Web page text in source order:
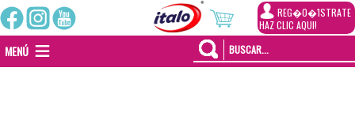
REG�0�1STRATE
HAZ CLIC AQUI!
MENÚ